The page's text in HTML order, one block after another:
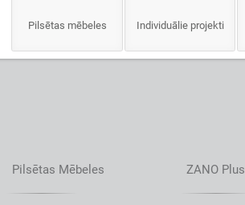
Pilsētas mēbeles Individuālie projekti
Pilsētas Mēbeles ZANO Plus